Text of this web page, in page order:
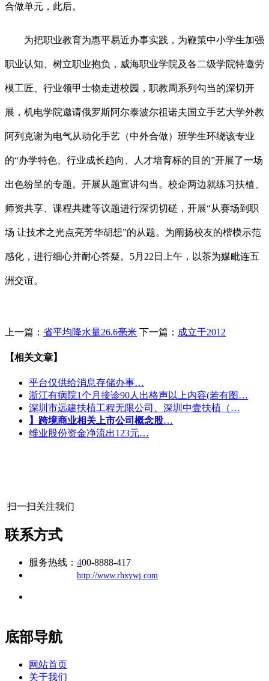
合做单元，此后。
为把职业教育为惠平易近办事实践，为鞭策中小学生加强
职业认知、树立职业抱负，威海职业学院及各二级学院特邀劳
模工匠、行业领甲士物走进校园，职教周系列勾当的深切开
展，机电学院邀请俄罗斯阿尔泰波尔祖诺夫国立手艺大学外教
阿列克谢为电气从动化手艺（中外合做）班学生环绕该专业
的“办学特色、行业成长趋向、人才培育标的目的”开展了一场
出色纷呈的专题。开展从题宣讲勾当。校企两边就练习扶植、
师资共享、课程共建等议题进行深切切磋，开展“从赛场到职
场 让技术之光点亮芳华胡想”的从题。为阐扬校友的楷模示范
感化，进行细心并耐心答疑。5月22日上午，以茶为媒毗连五
洲交谊。
上一篇： 省平均降水量26.6毫米 下一篇： 成立于2012
【相关文章】
平台仅供给消息存储办事…
浙江有病院1个月接诊90人出格声以上内容(若有图…
深圳市远建扶植工程无限公司、深圳中壹扶植（…
】跨境商业相关上市公司概念股…
维业股份资金净流出123元…
扫一扫关注我们
联系方式
服务热线： 400-8888-417
http://www.rhxywj.com
底部导航
网站首页
关于我们